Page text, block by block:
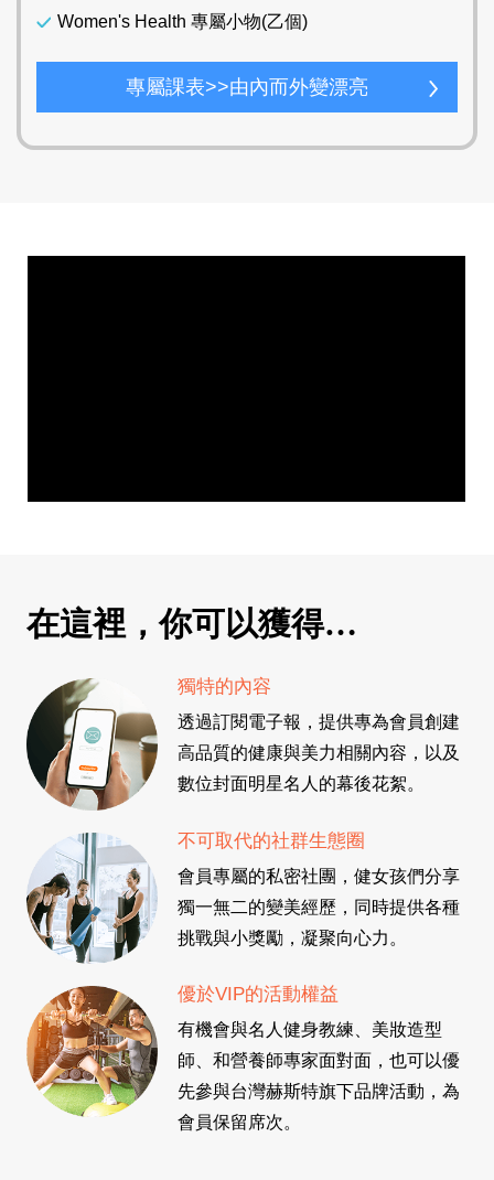
Women's Health 專屬小物(乙個)
專屬課表>>由內而外變漂亮
在這裡，你可以獲得…
獨特的內容
透過訂閱電子報，提供專為會員創建
高品質的健康與美力相關內容，以及
數位封面明星名人的幕後花絮。
不可取代的社群生態圈
會員專屬的私密社團，健女孩們分享
獨一無二的變美經歷，同時提供各種
挑戰與小獎勵，凝聚向心力。
優於VIP的活動權益
有機會與名人健身教練、美妝造型
師、和營養師專家面對面，也可以優
先參與台灣赫斯特旗下品牌活動，為
會員保留席次。